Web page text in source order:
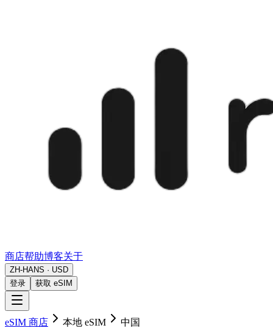
商店帮助博客关于
ZH-HANS · USD
登录
获取 eSIM
eSIM 商店 本地 eSIM 中国